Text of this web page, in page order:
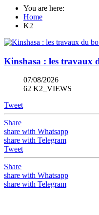
You are here:
Home
K2
Kinshasa : les travaux
07/08/2026
62 K2_VIEWS
Tweet
Share
share with Whatsapp
share with Telegram
Tweet
Share
share with Whatsapp
share with Telegram